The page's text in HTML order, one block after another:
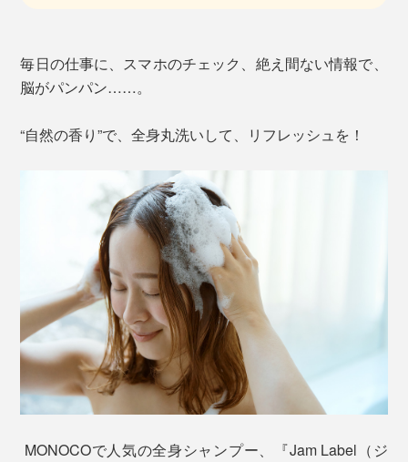
毎日の仕事に、スマホのチェック、絶え間ない情報で、
脳がパンパン……。
“自然の香り”で、全身丸洗いして、リフレッシュを！
MONOCOで人気の全身シャンプー、『Jam Label（ジ